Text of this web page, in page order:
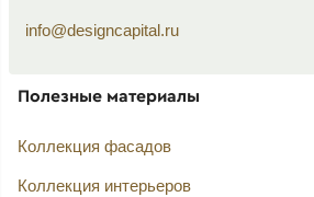
info@designcapital.ru
Полезные материалы
Коллекция фасадов
Коллекция интерьеров